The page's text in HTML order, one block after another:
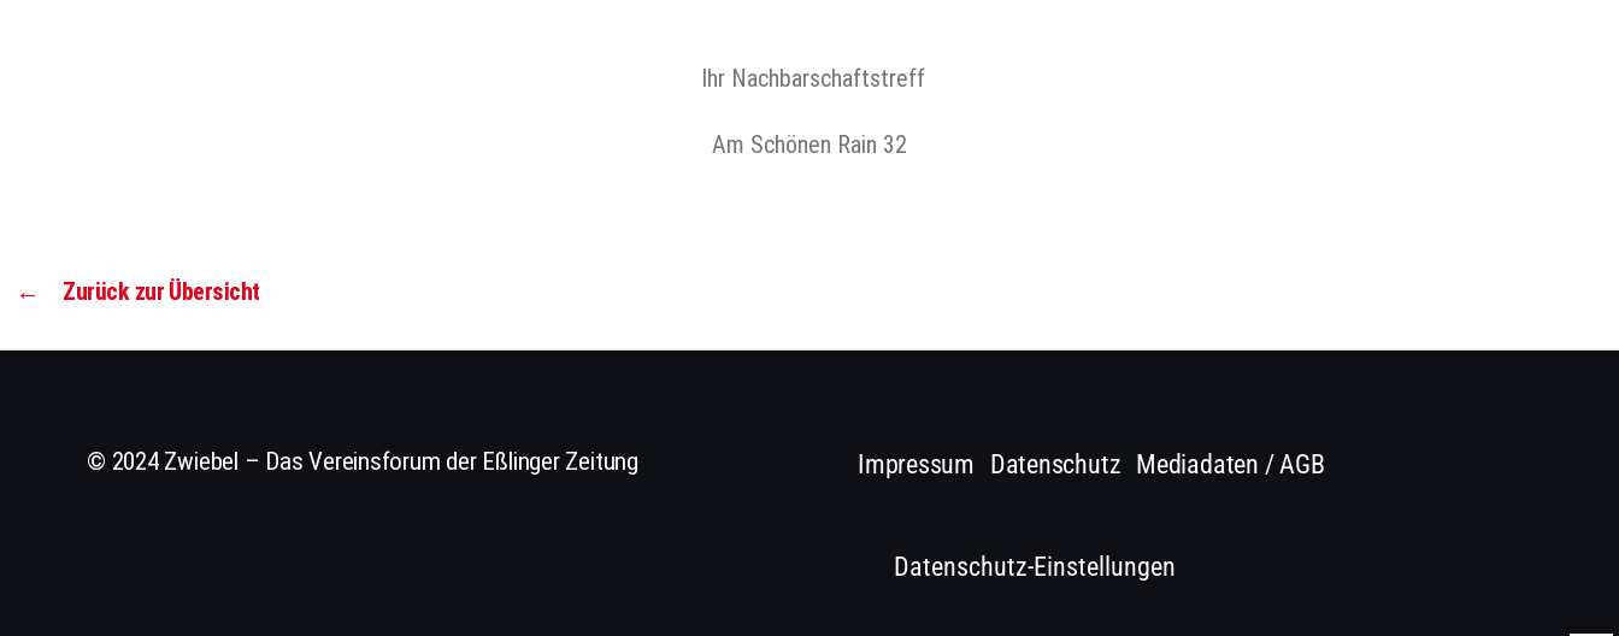
Ihr Nachbarschaftstreff
Am Schönen Rain 32
← Zurück zur Übersicht
© 2024 Zwiebel – Das Vereinsforum der Eßlinger Zeitung Impressum Datenschutz Mediadaten / AGB
Datenschutz-Einstellungen